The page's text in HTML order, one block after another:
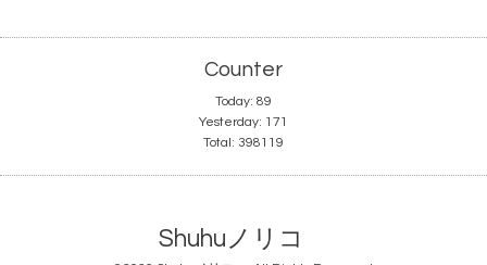
Counter
Today: 89
Yesterday: 171
Total: 398119
Shuhuノリコ